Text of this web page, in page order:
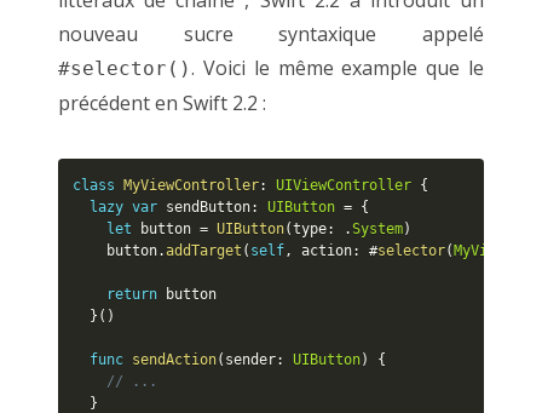
nouveau sucre syntaxique appelé
#selector(). Voici le même example que le
précédent en Swift 2.2 :
class MyViewController: UIViewController {
lazy var sendButton: UIButton = {
let button = UIButton(type: .System)
    button
.addTarget ( self , action: #selector(
return button
} ( )
func sendAction( sender: UIButton)
{
// ...
}